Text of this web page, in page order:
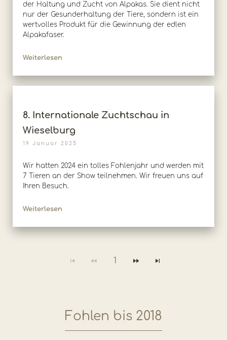
der Haltung und Zucht von Alpakas. Sie dient nicht
nur der Gesunderhaltung der Tiere, sondern ist ein
wertvolles Produkt für die Gewinnung der edlen
Alpakafaser.
Weiterlesen
8. Internationale Zuchtschau in
Wieselburg
19 Januar 2025
Wir hatten 2024 ein tolles Fohlenjahr und werden mit
7 Tieren an der Show teilnehmen. Wir freuen uns auf
Ihren Besuch.
Weiterlesen
1
Fohlen bis 2018